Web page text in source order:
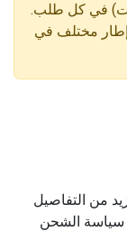
إطار مختلف في
من التفاصيل
الشحن